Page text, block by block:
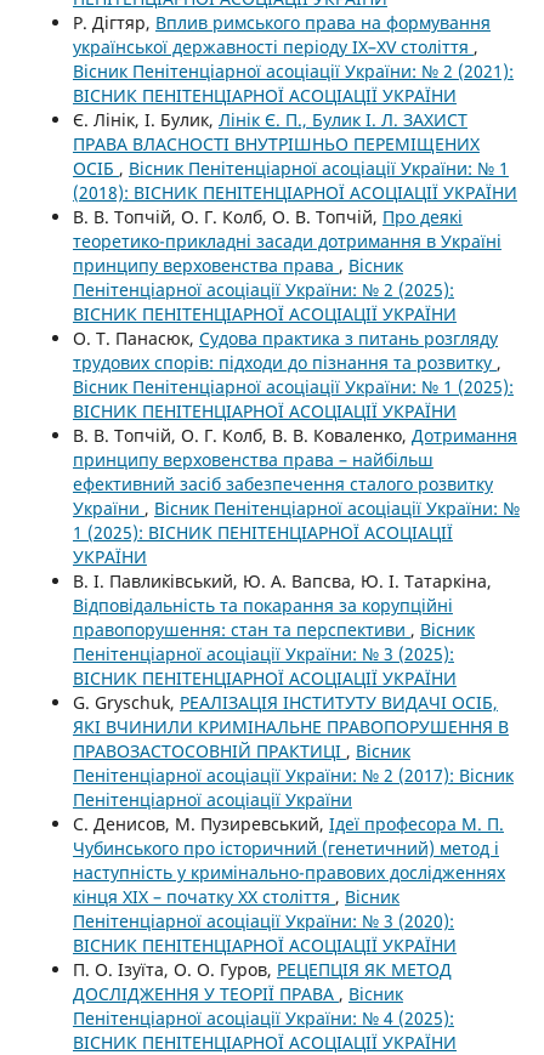
Р. Дігтяр, Вплив римського права на формування
української державності періоду IX–XV століття ,
Вісник Пенітенціарної асоціації України: № 2 (2021):
ВІСНИК ПЕНІТЕНЦІАРНОЇ АСОЦІАЦІЇ УКРАЇНИ
Є. Лінік, І. Булик, Лінік Є. П., Булик І. Л. ЗАХИСТ
ПРАВА ВЛАСНОСТІ ВНУТРІШНЬО ПЕРЕМІЩЕНИХ
ОСІБ , Вісник Пенітенціарної асоціації України: № 1
(2018): ВІСНИК ПЕНІТЕНЦІАРНОЇ АСОЦІАЦІЇ УКРАЇНИ
В. В. Топчій, О. Г. Колб, О. В. Топчій, Про деякі
теоретико-прикладні засади дотримання в Україні
принципу верховенства права , Вісник
Пенітенціарної асоціації України: № 2 (2025):
ВІСНИК ПЕНІТЕНЦІАРНОЇ АСОЦІАЦІЇ УКРАЇНИ
О. Т. Панасюк, Судова практика з питань розгляду
трудових спорів: підходи до пізнання та розвитку ,
Вісник Пенітенціарної асоціації України: № 1 (2025):
ВІСНИК ПЕНІТЕНЦІАРНОЇ АСОЦІАЦІЇ УКРАЇНИ
В. В. Топчій, О. Г. Колб, В. В. Коваленко, Дотримання
принципу верховенства права – найбільш
ефективний засіб забезпечення сталого розвитку
України , Вісник Пенітенціарної асоціації України: №
1 (2025): ВІСНИК ПЕНІТЕНЦІАРНОЇ АСОЦІАЦІЇ
УКРАЇНИ
В. І. Павликівський, Ю. А. Вапсва, Ю. І. Татаркіна,
Відповідальність та покарання за корупційні
правопорушення: стан та перспективи , Вісник
Пенітенціарної асоціації України: № 3 (2025):
ВІСНИК ПЕНІТЕНЦІАРНОЇ АСОЦІАЦІЇ УКРАЇНИ
G. Gryschuk, РЕАЛІЗАЦІЯ ІНСТИТУТУ ВИДАЧІ ОСІБ,
ЯКІ ВЧИНИЛИ КРИМІНАЛЬНЕ ПРАВОПОРУШЕННЯ В
ПРАВОЗАСТОСОВНІЙ ПРАКТИЦІ , Вісник
Пенітенціарної асоціації України: № 2 (2017): Вісник
Пенітенціарної асоціації України
С. Денисов, М. Пузиревський, Ідеї професора М. П.
Чубинського про історичний (генетичний) метод і
наступність у кримінально-правових дослідженнях
кінця XIX – початку XX століття , Вісник
Пенітенціарної асоціації України: № 3 (2020):
ВІСНИК ПЕНІТЕНЦІАРНОЇ АСОЦІАЦІЇ УКРАЇНИ
П. О. Ізуїта, О. О. Гуров, РЕЦЕПЦІЯ ЯК МЕТОД
ДОСЛІДЖЕННЯ У ТЕОРІЇ ПРАВА , Вісник
Пенітенціарної асоціації України: № 4 (2025):
ВІСНИК ПЕНІТЕНЦІАРНОЇ АСОЦІАЦІЇ УКРАЇНИ